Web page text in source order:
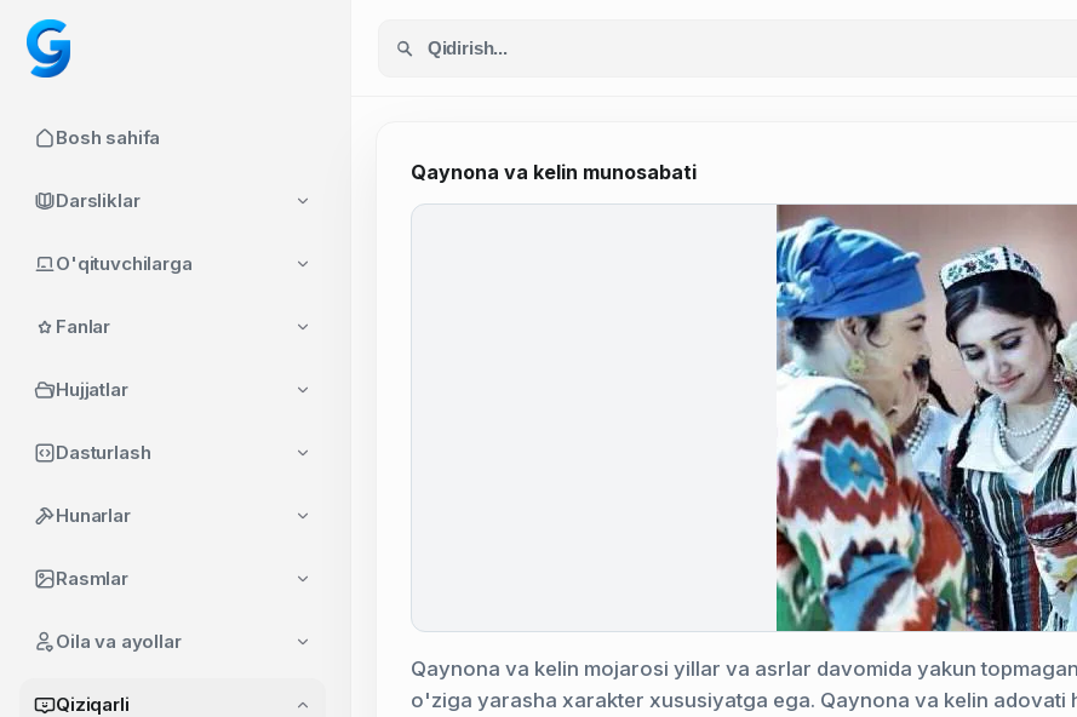
Bosh sahifa
Darsliklar
O'qituvchilarga
Fanlar
Hujjatlar
Dasturlash
Hunarlar
Rasmlar
Oila va ayollar
Qiziqarli
Qaynona va kelin munosabati
Qaynona va kelin mojarosi yillar va asrlar davomida yakun
o'ziga yarasha xarakter xususiyatga ega. Qaynona va kelin adovati